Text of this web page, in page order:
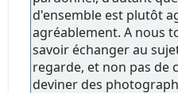
d'ensemble est plutôt
agréablement. A nous
savoir échanger au
regarde, et non pas de
deviner des